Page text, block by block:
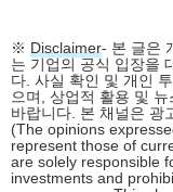
※ Disclaimer- 본 글은
는 기업의 공식 입장을
다. 사실 확인 및 개인
으며, 상업적 활용 및
바랍니다. 본 채널은 광
(The opinions
represent those of
are solely responsible
investments and